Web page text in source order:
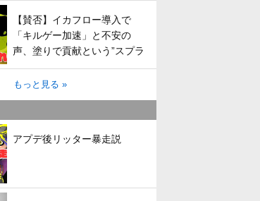
【賛否】イカフロー導入で
「キルゲー加速」と不安の
声、塗りで貢献という”スプラ
らしさ”は失われてしまうのか
もっと見る »
アプデ後リッター暴走説